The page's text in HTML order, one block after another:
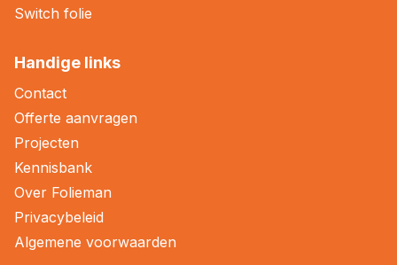
Switch folie
Handige links
Contact
Offerte aanvragen
Projecten
Kennisbank
Over Folieman
Privacybeleid
Algemene voorwaarden